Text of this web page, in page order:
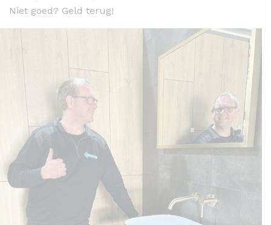
Niet goed? Geld terug!